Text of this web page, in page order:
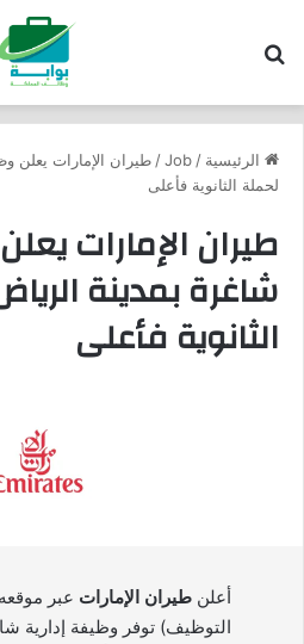
الرئيسية /
Job
/ طيران الإمارات يعلن
لحملة الثانوية فأعلى
طيران الإمارات
شاغرة بمدينة
الثانوية فأعلى
أعلن طيران الإمارات عبر موقعه
التوظيف) توفر وظيفة إدارية